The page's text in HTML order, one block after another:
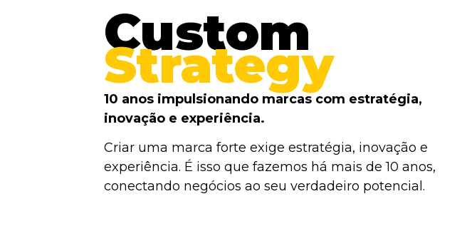
Custom
Strategy
10 anos impulsionando marcas com estratégia,
inovação e experiência.
Criar uma marca forte exige estratégia, inovação e
experiência. É isso que fazemos há mais de 10 anos,
conectando negócios ao seu verdadeiro potencial.